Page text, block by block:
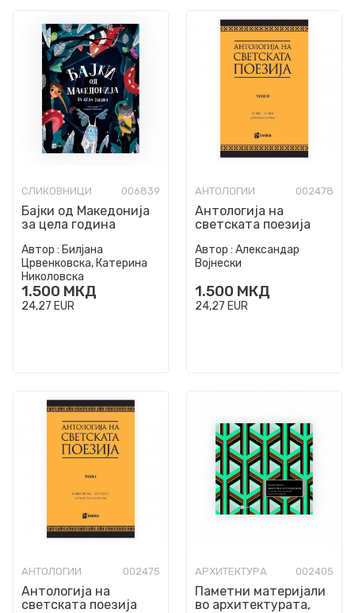
СЛИКОВНИЦИ 006839
Бајки од Македонија
за цела година
Автор : Билјана
Црвенковска, Катерина
Николовска
1.500 МКД
24,27 EUR
АНТОЛОГИИ 002478
Антологија на
светската поезија
македонски јазик. Т.
2, IV-XV ве...
Автор : Александар
Војнески
1.500 МКД
24,27 EUR
АНТОЛОГИИ 002475
Антологија на
светската поезија
АРХИТЕКТУРА 002405
Паметни материјали
во архитектурата,